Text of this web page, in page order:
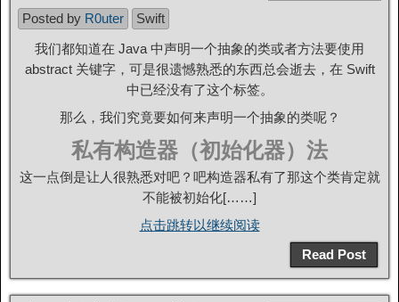
Posted by R0uter
Swift
我们都知道在 Java 中声明一个抽象的类或者方法要使用
abstract 关键字，可是很遗憾熟悉的东西总会逝去，在 Swift
中已经没有了这个标签。
那么，我们究竟要如何来声明一个抽象的类呢？
私有构造器（初始化器）法
这一点倒是让人很熟悉对吧？吧构造器私有了那这个类肯定就
不能被初始化[……]
点击跳转以继续阅读
Read Post